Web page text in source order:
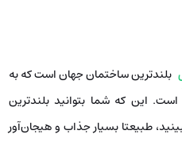
بلند‌ترین ساختمان جهان است که به
این که شما بتوانید بلند‌ترین
طبيعتا بسیار جذاب و هیجان‌آور